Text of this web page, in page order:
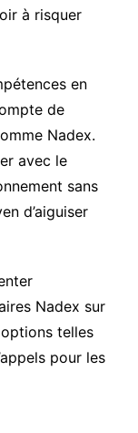
à risquer
en
de
Nadex.
avec le
sans
d’aiguiser
Nadex sur
telles
pour les